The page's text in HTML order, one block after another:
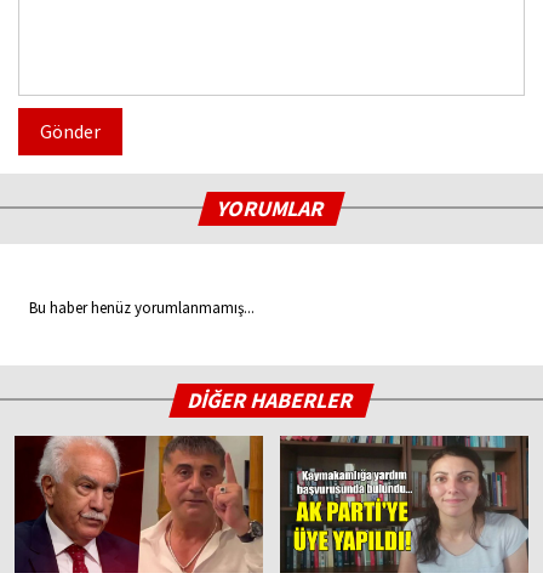
Gönder
YORUMLAR
Bu haber henüz yorumlanmamış...
DİĞER HABERLER